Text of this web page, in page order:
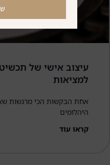
עיצוב אישי של
למציאות
אחת הבקשות הכי מרגשות
היהלומים
קראו עוד